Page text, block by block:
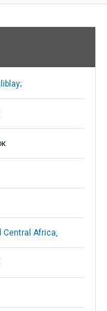
Central Africa,